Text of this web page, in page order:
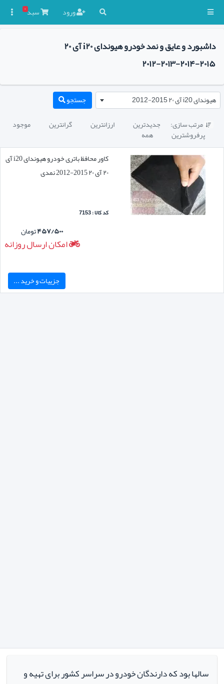
ورود سبد۰
داشبورد و عایق و نمد خودرو هیوندای i۲۰ آی ۲۰
۲۰۱۵-۲۰۱۴-۲۰۱۳-۲۰۱۲
هیوندای i20 آی ۲۰ 2015-2012 جستجو
 مرتب سازی: جدیدترین ارزانترین گرانترین موجود
پرفروشترین
همه
کاور محافظ باتری خودرو هیوندای i20 آی
۲۰ آی ۲۰ 2015-2012 نمدی
کد کالا : 7153
۴۵۷/۵۰۰تومان
امکان ارسال روزانه
جزییات و خرید ...
سالها بود که دارندگان خودرو در سراسر کشور برای تهیه و